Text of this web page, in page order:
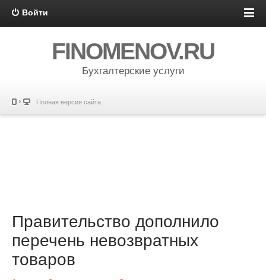
Войти
FINOMENOV.RU
Бухгалтерские услуги
Полная версия сайта
Правительство дополнило
перечень невозвратных
товаров